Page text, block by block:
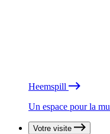
Heemspill
Un espace pour la
Votre visite